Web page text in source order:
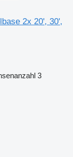
2x 20', 30',
3